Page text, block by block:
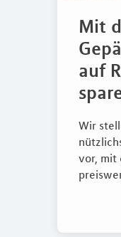
Mit
auf
Wir
vor, mit